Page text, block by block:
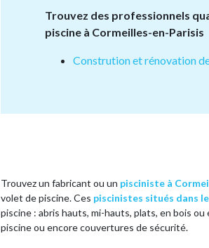
Trouvez des professionnels
piscine à Cormeilles-en-Parisis
Constrution et rénovation
Trouvez un fabricant ou un pisciniste à
volet de piscine. Ces piscinistes situés dans
piscine : abris hauts, mi-hauts, plats, en bois
piscine ou encore couvertures de sécurité.